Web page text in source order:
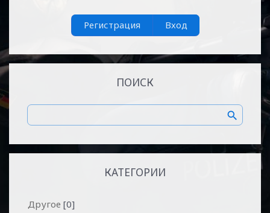
Регистрация Вход
ПОИСК
КАТЕГОРИИ
Другое [0]